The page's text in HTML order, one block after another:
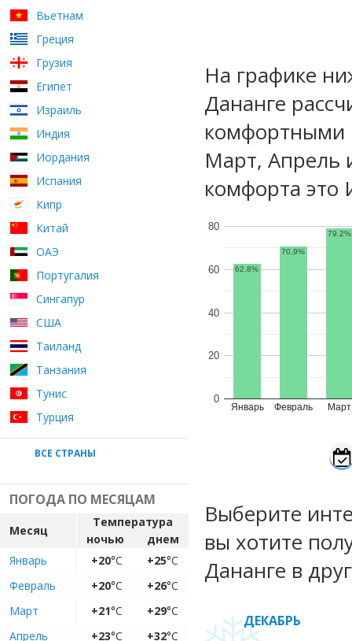
Вьетнам
Греция
Грузия
Египет
Израиль
Индия
Иордания
Испания
Кипр
Китай
ОАЭ
Португалия
Сингапур
США
Таиланд
Танзания
Тунис
Турция
ВСЕ СТРАНЫ
ПОГОДА ПО МЕСЯЦАМ
Месяц
Температура
ночью
днем
Январь
+20°C +25°C
Февраль
+20°C +26°C
Март
+21°C +29°C
Апрель
+23°C +32°C
На графике
Дананге
комфортными
Март,
комфорта
Январь Февраль Март
0
20
40
60
80
62.8%
70.9%
79.2%
Выберите
вы хотите
Дананге в
ДЕКАБРЬ